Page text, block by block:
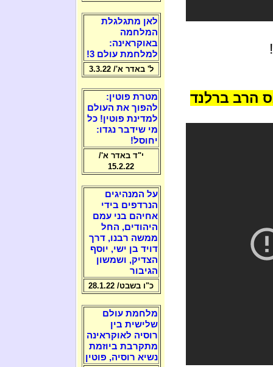
הרב ברלנד
לאן מתגלגלת
המלחמה
באוקראינה:
למלחמת עולם 3!
ל' באדר א'/ 3.3.22
מטרת פוטין:
להפוך את העולם
למדינת פוטין! כל
מי שידבר נגדו:
יחוסל!
י"ד באדר א'/
15.2.22
על המנהיגים
הנרדפים בידי
אחיהם בני עמם
היהודים, החל
ממשה רבנו, דרך
דויד בן ישי, יוסף
הצדיק, ושמשון
הגיבור
כ"ו בשבט/ 28.1.22
מלחמת עולם
שלישית בין
רוסיה לאוקראינה
מתקרבת ביוזמת
נשיא רוסיה, פוטין